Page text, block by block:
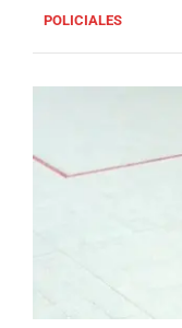
POLICIALES